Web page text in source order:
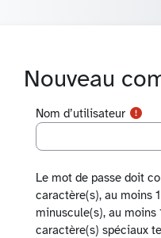
Nouveau
Nom d’utilisateur
Le mot de passe doit
caractère(s), au moins
minuscule(s), au moins
caractère(s) spéciaux